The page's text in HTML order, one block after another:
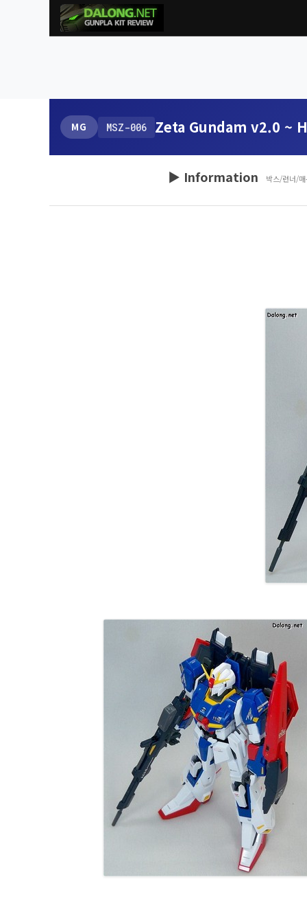
MG MSZ-006 Zeta Gundam v2.0 ~
▶ Information 박스/런너/